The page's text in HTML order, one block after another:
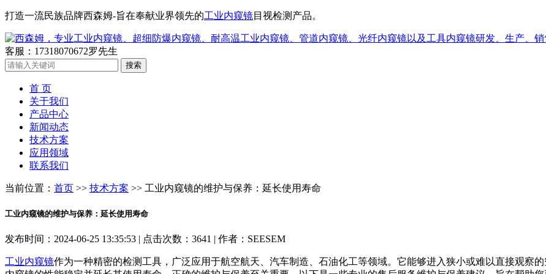
打造一流民族品牌西森姆-旨在奉献业界领先的工业内窥镜目视检测产品。
客服：17318070672罗先生
首 页
关于我们
产品中心
新闻动态
技术方案
应用领域
联系我们
当前位置： 首页 >> 技术方案 >> 工业内窥镜的维护与保养：延长使用寿命
工业内窥镜的维护与保养：延长使用寿命
发布时间：2024-06-25 13:35:53 | 点击次数：3641 | 作者：SEESEM
工业内窥镜作为一种精密的检测工具，广泛应用于航空航天、汽车制造、石油化工等领域。它能够进入狭小或难以直接观察